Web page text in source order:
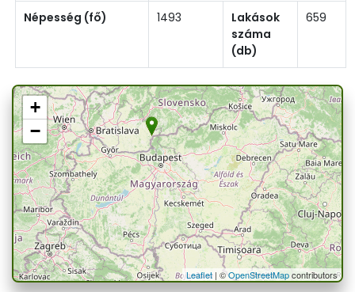
Népesség (fő) 1493
Lakások
száma
(db)
659
+
−
Leaflet| ©OpenStreetMapcontributors